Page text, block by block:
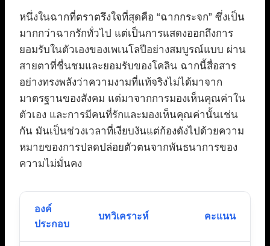
หนึ่งในฉากที่ตราตรึงใจที่สุดคือ “ฉากกระจก” ซึ่งเป็น
มากกว่าฉากรักทั่วไป แต่เป็นการแสดงออกถึงการ
ยอมรับในตัวเองของเพเนโลปีอย่างสมบูรณ์แบบ ผ่าน
สายตาที่ชื่นชมและยอมรับของโคลิน ฉากนี้สื่อสาร
อย่างทรงพลังว่าความงามที่แท้จริงไม่ได้มาจาก
มาตรฐานของสังคม แต่มาจากการมองเห็นคุณค่าใน
ตัวเอง และการมีคนที่รักและมองเห็นคุณค่านั้นเช่น
กัน มันเป็นช่วงเวลาที่เงียบงันแต่ก้องดังไปด้วยความ
หมายของการปลดปล่อยตัวตนจากพันธนาการของ
ความไม่มั่นคง
องค์
ประกอบ
บทวิเคราะห์ คะแนน